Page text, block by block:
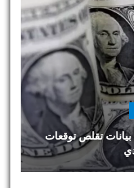
بيانات تقلص توقعات